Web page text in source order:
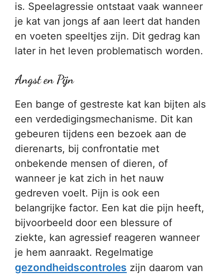
is. Speelagressie ontstaat vaak wanneer
je kat van jongs af aan leert dat handen
en voeten speeltjes zijn. Dit gedrag kan
later in het leven problematisch worden.
Angst en Pijn
Een bange of gestreste kat kan bijten als
een verdedigingsmechanisme. Dit kan
gebeuren tijdens een bezoek aan de
dierenarts, bij confrontatie met
onbekende mensen of dieren, of
wanneer je kat zich in het nauw
gedreven voelt. Pijn is ook een
belangrijke factor. Een kat die pijn heeft,
bijvoorbeeld door een blessure of
ziekte, kan agressief reageren wanneer
je hem aanraakt. Regelmatige
gezondheidscontroles zijn daarom van